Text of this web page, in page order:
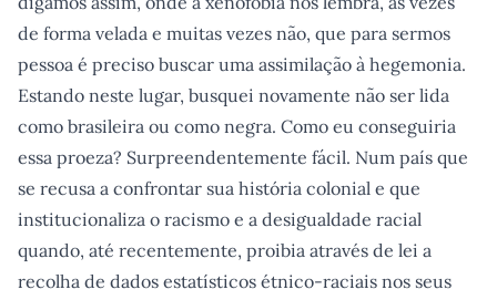
de forma velada e muitas vezes não, que para sermos
pessoa é preciso buscar uma assimilação à hegemonia.
Estando neste lugar, busquei novamente não ser lida
como brasileira ou como negra. Como eu conseguiria
essa proeza? Surpreendentemente fácil. Num país que
se recusa a confrontar sua história colonial e que
institucionaliza o racismo e a desigualdade racial
quando, até recentemente, proibia através de lei a
recolha de dados estatísticos étnico-raciais nos seus